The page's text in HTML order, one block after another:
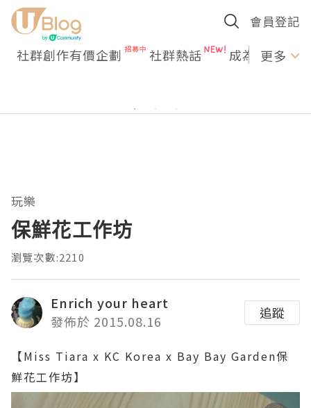
會員登記
社群創作有價企劃 社群熱話 成為U更多
玩樂
保鮮花工作坊
瀏覽次數:2210
Enrich your heart
發佈於 2015.08.16
追蹤
【Miss Tiara x KC Korea x Bay Bay Garden保
鮮花工作坊】